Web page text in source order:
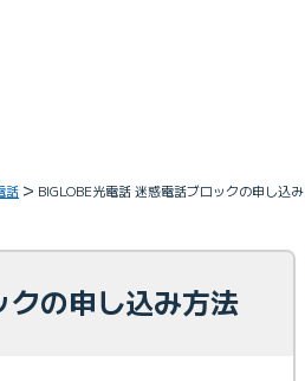
話 BIGLOBE光電話 迷惑電話ブロックの申し込
の申し込み方法